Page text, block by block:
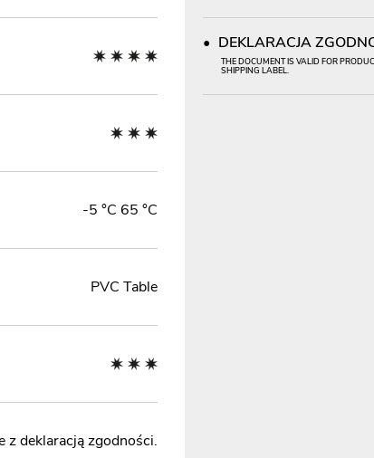
-5 °C 65 °C
PVC Table
z deklaracją zgodności.
DEKLARACJA
THE DOCUMENT IS VALID FOR
SHIPPING LABEL.